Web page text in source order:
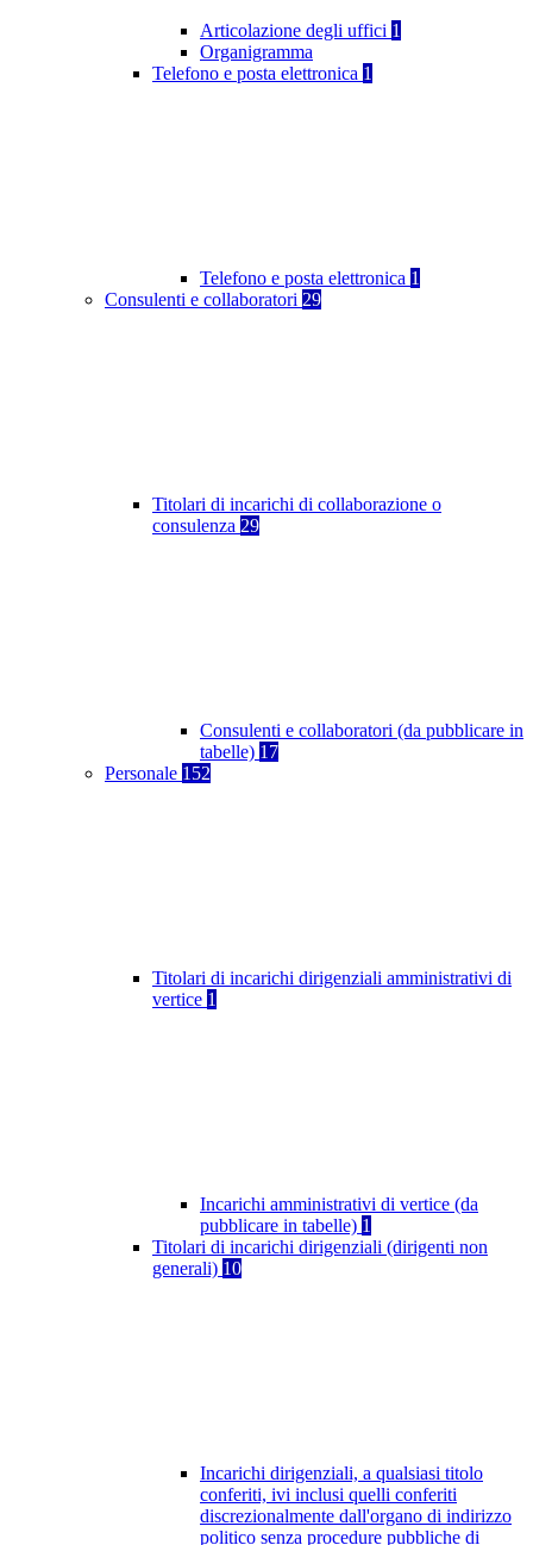
Articolazione degli uffici 1
Organigramma
Telefono e posta elettronica 1
Telefono e posta elettronica 1
Consulenti e collaboratori 29
Titolari di incarichi di collaborazione o
consulenza 29
Consulenti e collaboratori (da pubblicare in
tabelle) 17
Personale 152
Titolari di incarichi dirigenziali amministrativi di
vertice 1
Incarichi amministrativi di vertice (da
pubblicare in tabelle) 1
Titolari di incarichi dirigenziali (dirigenti non
generali) 10
Incarichi dirigenziali, a qualsiasi titolo
conferiti, ivi inclusi quelli conferiti
discrezionalmente dall'organo di indirizzo
politico senza procedure pubbliche di